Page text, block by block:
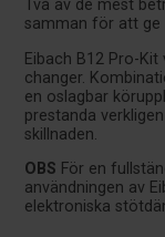
Två av de mest
samman för att ge
Eibach B12 Pro-
changer.
en oslagbar
prestanda
skillnaden.
OBS För en
användningen av
elektroniska